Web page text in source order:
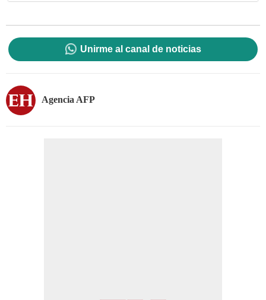
Unirme al canal de noticias
Agencia AFP